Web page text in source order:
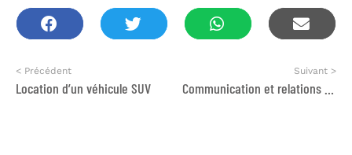
< Précédent
Location d’un véhicule SUV
Suivant >